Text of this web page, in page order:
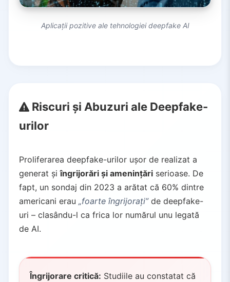
Aplicații pozitive ale tehnologiei deepfake AI
Riscuri și Abuzuri ale Deepfake-
urilor
Proliferarea deepfake-urilor ușor de realizat a
generat șiîngrijorări și amenințări serioase. De
fapt, un sondaj din 2023 a arătat că 60% dintre
americani erau „foarte îngrijorați”de deepfake-
uri – clasându-l ca frica lor numărul unu legată
de AI.
Îngrijorare critică: Studiile au constatat că